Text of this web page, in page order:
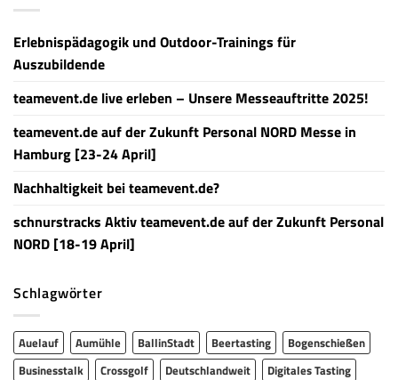
Erlebnispädagogik und Outdoor-Trainings für
Auszubildende
teamevent.de live erleben – Unsere Messeauftritte 2025!
teamevent.de auf der Zukunft Personal NORD Messe in
Hamburg [23-24 April]
Nachhaltigkeit bei teamevent.de?
schnurstracks Aktiv teamevent.de auf der Zukunft Personal
NORD [18-19 April]
Schlagwörter
Auelauf Aumühle BallinStadt Beertasting
Bogenschießen
Businesstalk
Crossgolf Deutschlandweit
Digitales Tasting